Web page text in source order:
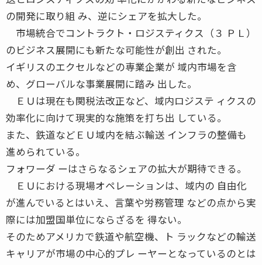
の開発に取り組 み、逆にシェアを拡大した。
市場統合でコントラクト・ロジスティクス（３ ＰＬ）
のビジネス展開にも新たな可能性が創出 された。
イギリスのエクセルなどの専業企業が 域内市場を含
め、グローバルな事業展開に踏み 出した。
ＥＵは現在も関税法改正など、域内ロジステ ィクスの
効率化に向けて現実的な施策を打ち出 している。
また、鉄道などＥＵ域内を結ぶ輸送 インフラの整備も
進められている。
フォワーダ ーはさらなるシェアの拡大が期待できる。
ＥＵにおける現場オペレーションは、域内の 自由化
が進んでいるとはいえ、言葉や労務管理 などの点から実
際には加盟国単位にならざるを 得ない。
そのためアメリカで鉄道や航空機、ト ラックなどの輸送
キャリアが市場の中心的プレ ーヤーとなっているのとは